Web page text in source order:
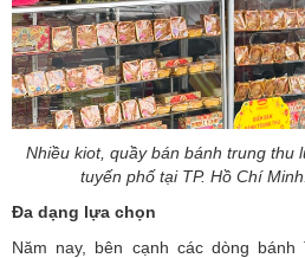
Nhiều kiot, quầy bán bánh trung thu
tuyến phố tại TP. Hồ Chí
Đa dạng lựa chọn
Năm nay, bên cạnh các dòng